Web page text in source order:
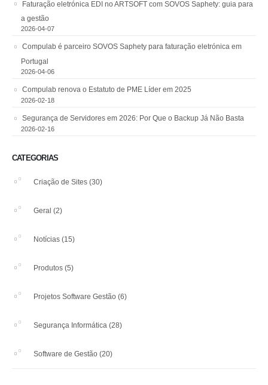
Faturação eletrónica EDI no ARTSOFT com SOVOS Saphety: guia para
a gestão
2026-04-07
Compulab é parceiro SOVOS Saphety para faturação eletrónica em
Portugal
2026-04-06
Compulab renova o Estatuto de PME Líder em 2025
2026-02-18
Segurança de Servidores em 2026: Por Que o Backup Já Não Basta
2026-02-16
CATEGORIAS
Criação de Sites (30)
Geral (2)
Notícias (15)
Produtos (5)
Projetos Software Gestão (6)
Segurança Informática (28)
Software de Gestão (20)